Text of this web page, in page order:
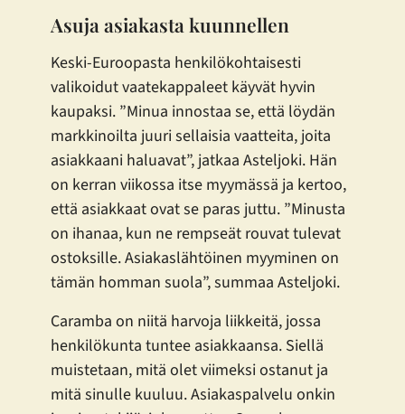
Asuja asiakasta kuunnellen
Keski-Euroopasta henkilökohtaisesti
valikoidut vaatekappaleet käyvät hyvin
kaupaksi. ”Minua innostaa se, että löydän
markkinoilta juuri sellaisia vaatteita, joita
asiakkaani haluavat”, jatkaa Asteljoki. Hän
on kerran viikossa itse myymässä ja kertoo,
että asiakkaat ovat se paras juttu. ”Minusta
on ihanaa, kun ne rempseät rouvat tulevat
ostoksille. Asiakaslähtöinen myyminen on
tämän homman suola”, summaa Asteljoki.
Caramba on niitä harvoja liikkeitä, jossa
henkilökunta tuntee asiakkaansa. Siellä
muistetaan, mitä olet viimeksi ostanut ja
mitä sinulle kuuluu. Asiakaspalvelu onkin